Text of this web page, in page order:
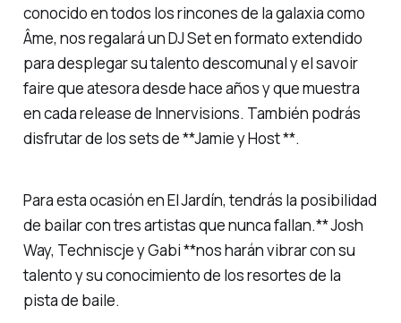
conocido en todos los rincones de la galaxia como
Âme, nos regalará un DJ Set en formato extendido
para desplegar su talento descomunal y el savoir
faire que atesora desde hace años y que muestra
en cada release de Innervisions. También podrás
disfrutar de los sets de **Jamie y Host **.
Para esta ocasión en El Jardín, tendrás la posibilidad
de bailar con tres artistas que nunca fallan.** Josh
Way, Techniscje y Gabi **nos harán vibrar con su
talento y su conocimiento de los resortes de la
pista de baile.